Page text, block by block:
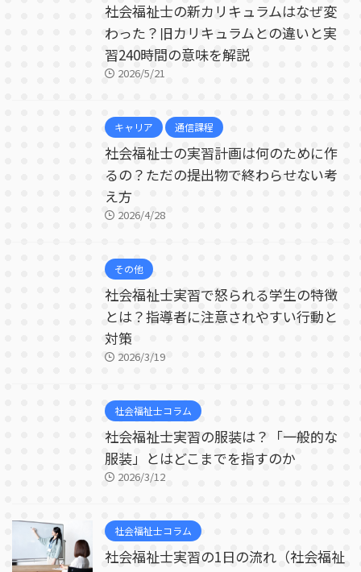
社会福祉士の新カリキュラムはなぜ変
わった？旧カリキュラムとの違いと実
習240時間の意味を解説
2026/5/21
キャリア 通信課程
社会福祉士の実習計画は何のために作
るの？ただの提出物で終わらせない考
え方
2026/4/28
その他
社会福祉士実習で怒られる学生の特徴
とは？指導者に注意されやすい行動と
対策
2026/3/19
社会福祉士コラム
社会福祉士実習の服装は？「一般的な
服装」とはどこまでを指すのか
2026/3/12
社会福祉士コラム
社会福祉士実習の1日の流れ（社会福祉